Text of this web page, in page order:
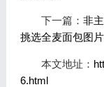
下一篇： 非
挑选全麦面包图片
本文地址：
6.html